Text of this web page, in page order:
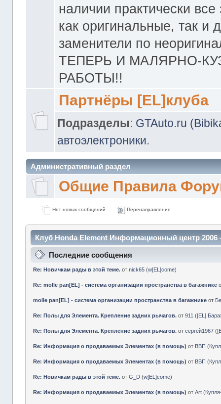
наличии практически все
как оригинальные, так и
заменители по
ТЕПЕРЬ И МАЛЯРНО-
РАБОТЫ!!
Партнёры [EL]клуба
Подразделы: GTAuto.ru
автоэлектроники.
Административный раздел
Общие Правила
Нет новых сообщений Перенаправление
Клуб Honda Element Информационный центр
Последние сообщения
Re: Новичкам рады в этой теме. отnick65 (w[EL]come)
Re: molle pan[EL] - система организации пространства в багажнике
molle pan[EL] - система организации пространства в багажнике от
Re: Полы для Элемента. Крепление задних рычагов. от911 ([EL]
Re: Полы для Элемента. Крепление задних рычагов. отсергей1967 (
Re: Информация о продаваемых Элементах (в помощь) от ВВП (
Re: Информация о продаваемых Элементах (в помощь) от ВВП (
Re: Новичкам рады в этой теме. отG_D (w[EL]come)
Re: Информация о продаваемых Элементах (в помощь) отArt (